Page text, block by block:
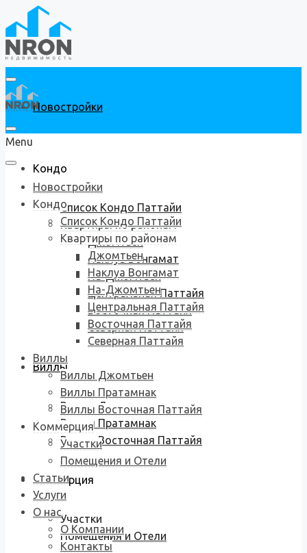
Новостройки
Кондо
Список Кондо Паттайи
Квартиры по районам
Джомтьен
Наклуа Вонгамат
На-Джомтьен
Центральная Паттайя
Восточная Паттайя
Северная Паттайя
Виллы
Виллы Джомтьен
Виллы Пратамнак
Виллы Восточная Паттайя
Коммерция
Участки
Помещения и Отели
Menu
Новостройки
Кондо
Список Кондо Паттайи
Квартиры по районам
Джомтьен
Наклуа Вонгамат
На-Джомтьен
Центральная Паттайя
Восточная Паттайя
Северная Паттайя
Виллы
Виллы Джомтьен
Виллы Пратамнак
Виллы Восточная Паттайя
Коммерция
Участки
Помещения и Отели
Статьи
Услуги
О нас
О Компании
Контакты